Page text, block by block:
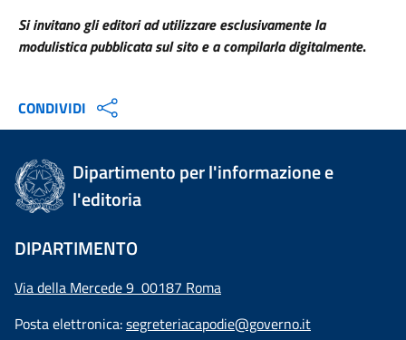
Si invitano gli editori ad utilizzare esclusivamente la
modulistica pubblicata sul sito e a compilarla digitalmente.
CONDIVIDI
Dipartimento per l'informazione e
l'editoria
DIPARTIMENTO
Via della Mercede 9 00187 Roma
Posta elettronica:segreteriacapodie@governo.it